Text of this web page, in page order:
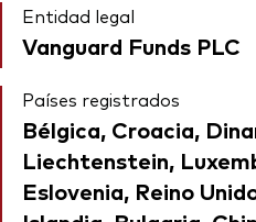
Entidad legal
Vanguard Funds PLC
Países registrados
Bélgica, Croacia,
Liechtenstein,
Eslovenia, Reino